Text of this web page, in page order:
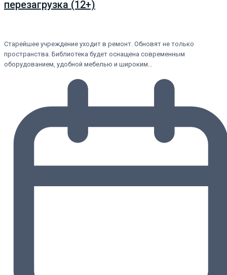
перезагрузка (12+)
Старейшее учреждение уходит в ремонт. Обновят не только
пространства. Библиотека будет оснащена современным
оборудованием, удобной мебелью и широким…